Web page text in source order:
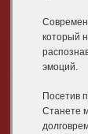
который
эмоций.
Посетив
Станете